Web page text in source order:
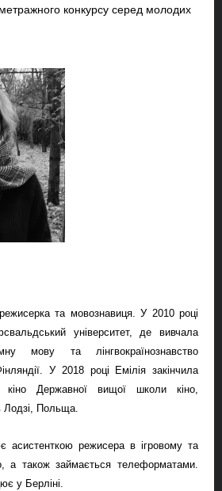
конкурсу серед молодих
та мовознавиця. У 2010 році
університет, де вивчала
мову талінгвокраїнознавство
У 2018 році Емілія закінчила
кіно Державної вищої школи кіно,
Лодзі, Польща.
асистенткою режисера в ігровому та
а такожзаймається телеформатами.
у Берліні.